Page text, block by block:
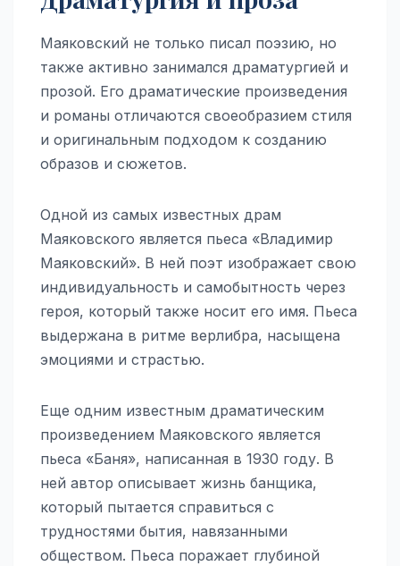
Маяковский не только писал поэзию, но
также активно занимался драматургией и
прозой. Его драматические произведения
и романы отличаются своеобразием стиля
и оригинальным подходом к созданию
образов и сюжетов.
Одной из самых известных драм
Маяковского является пьеса «Владимир
Маяковский». В ней поэт изображает свою
индивидуальность и самобытность через
героя, который также носит его имя. Пьеса
выдержана в ритме верлибра, насыщена
эмоциями и страстью.
Еще одним известным драматическим
произведением Маяковского является
пьеса «Баня», написанная в 1930 году. В
ней автор описывает жизнь банщика,
который пытается справиться с
трудностями бытия, навязанными
обществом. Пьеса поражает глубиной